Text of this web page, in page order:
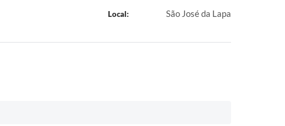
Local: São José da Lapa